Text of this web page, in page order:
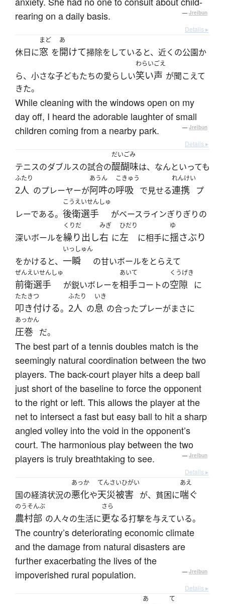
rearing on a daily basis.
— Jreibun
Details ▸
休日に
まど
窓 を
あ
開けて掃除をしていると、近くの公園か
ら、小さな子どもたちの愛らしい
わらいごえ
笑い声 が聞こえて
きた。
While cleaning with the windows open on my
day off, I heard the adorable laughter of small
children coming from a nearby park.
— Jreibun
Details ▸
テニスのダブルスの試合の
だいごみ
醍醐味は、なんといっても
ふたり
2人 のプレーヤーが
あうん
阿吽の
こきゅう
呼吸 で見せる
れんけい
連携 プ
レーである。
こうえいせんしゅ
後衛選手 がベースラインぎりぎりの
深いボールを
くりだ
繰り出し
みぎ
右 に
ひだり
左 に相手に
ゆ
揺さぶり
をかけると、
いっしゅん
一瞬 の甘いボールをとらえて
ぜんえいせんしゅ
前衛選手 が鋭いボレーを
あいて
相手コートの
くうげき
空隙 に
たたきつ
叩き付ける。
ふたり
2人 の
いき
息 の合ったプレーがまさに
あっかん
圧巻 だ。
The best part of a tennis doubles match is the
seemingly natural coordination between the two
players. The back-court player hits a deep ball
just short of the baseline to force the opponent
to the right or left. This allows the player at the
net to intersect a fast but easy ball to hit a sharp
angled volley into the void in the opponent’s
court. The harmonious play between the two
players is truly breathtaking to see.
— Jreibun
Details ▸
国の経済状況の
あっか
悪化や
てんさいひがい
天災被害 が、貧困に
あえ
喘ぐ
のうそんぶ
農村部 の人々の生活に
さら
更なる打撃を与えている。
The country’s deteriorating economic climate
and the damage from natural disasters are
further exacerbating the lives of the
impoverished rural population.
— Jreibun
Details ▸
あ て